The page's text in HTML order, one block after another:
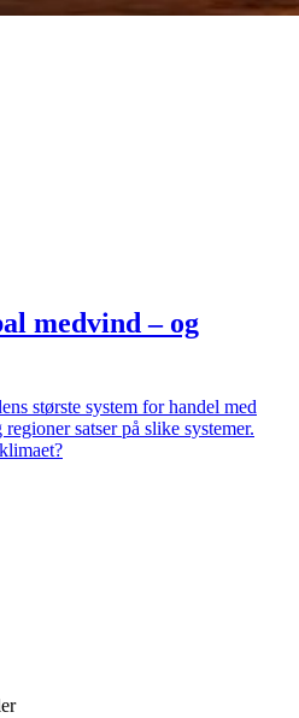
medvind – og
største system for handel med
satser på slike systemer.